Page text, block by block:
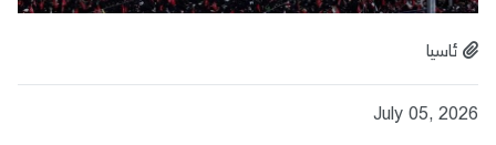
ئاسیا
July 05, 2026